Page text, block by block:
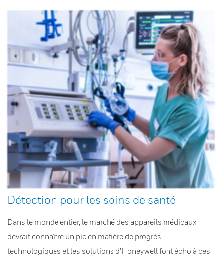
Détection pour les soins de santé
Dans le monde entier, le marché des appareils médicaux
devrait connaître un pic en matière de progrès
technologiques et les solutions d’Honeywell font écho à ces